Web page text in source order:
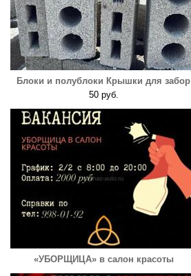
Блоки и полублоки Крышки для забор
50 руб.
«УБОРЩИЦА» в салон красоты